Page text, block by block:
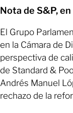
Nota de S&P,
El Grupo
en la Cámara de
perspectiva de
de Standard &
Andrés Manuel
rechazo de la